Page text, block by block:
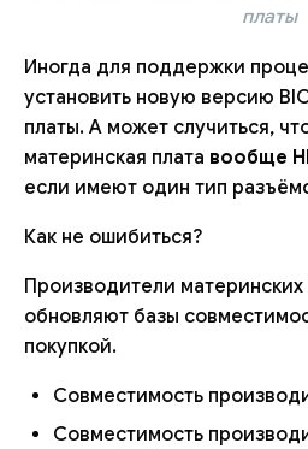
платы
Иногда для поддержки
установить новую версию
платы. А может случиться,
материнская плата вообще
если имеют один тип
Как не ошибиться?
Производители материнских
обновляют базы
покупкой.
Совместимость
Совместимость